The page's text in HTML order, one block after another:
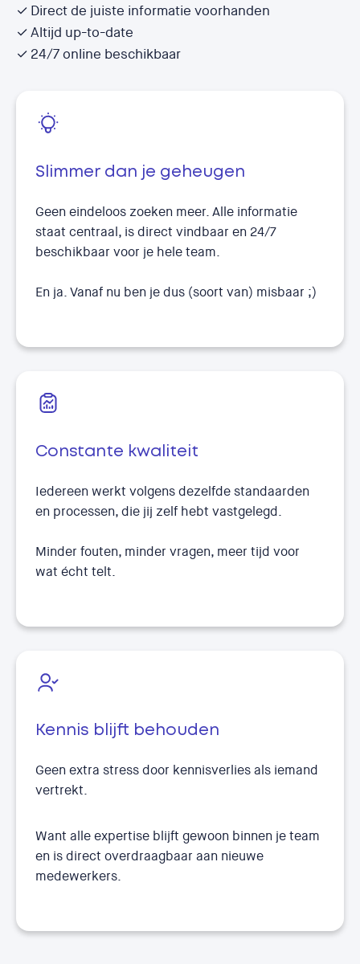
✓ Direct de juiste informatie voorhanden
✓ Altijd up-to-date
✓ 24/7 online beschikbaar
Slimmer dan je geheugen
Geen eindeloos zoeken meer. Alle informatie
staat centraal, is direct vindbaar en 24/7
beschikbaar voor je hele team.
En ja. Vanaf nu ben je dus (soort van) misbaar ;)
Constante kwaliteit
Iedereen werkt volgens dezelfde standaarden
en processen, die jij zelf hebt vastgelegd.
Minder fouten, minder vragen, meer tijd voor
wat écht telt.
Kennis blijft behouden
Geen extra stress door kennisverlies als iemand
vertrekt.
Want alle expertise blijft gewoon binnen je team
en is direct overdraagbaar aan nieuwe
medewerkers.